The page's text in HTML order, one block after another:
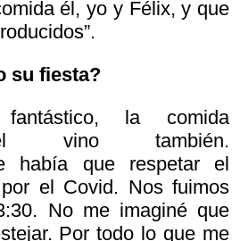
él, yo y Félix, y que
su fiesta?
la comida
vino también.
había que respetar el
el Covid. Nos fuimos
No me imaginé que
Por todo lo que me